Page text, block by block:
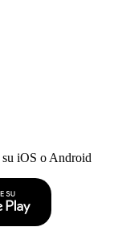
iOS o Android